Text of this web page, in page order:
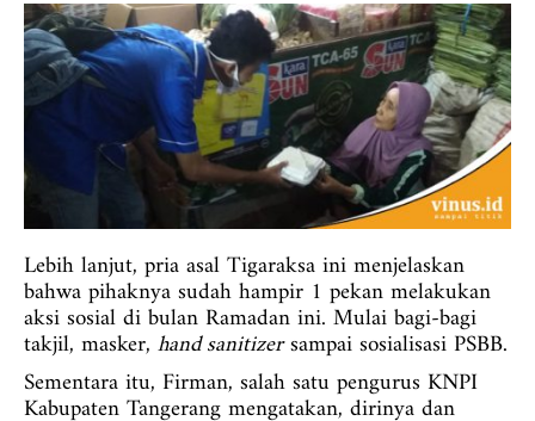
Lebih lanjut, pria asal Tigaraksa ini menjelaskan
bahwa pihaknya sudah hampir 1 pekan melakukan
aksi sosial di bulan Ramadan ini. Mulai bagi-bagi
takjil, masker, hand sanitizersampai sosialisasi PSBB.
Sementara itu, Firman, salah satu pengurus KNPI
Kabupaten Tangerang mengatakan, dirinya dan